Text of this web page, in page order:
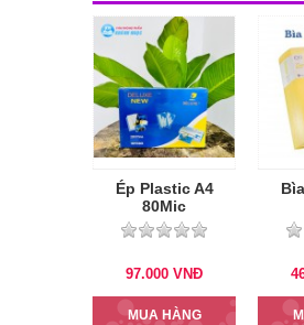
Ép Plastic A4
80Mic
97.000 VNĐ
MUA HÀNG